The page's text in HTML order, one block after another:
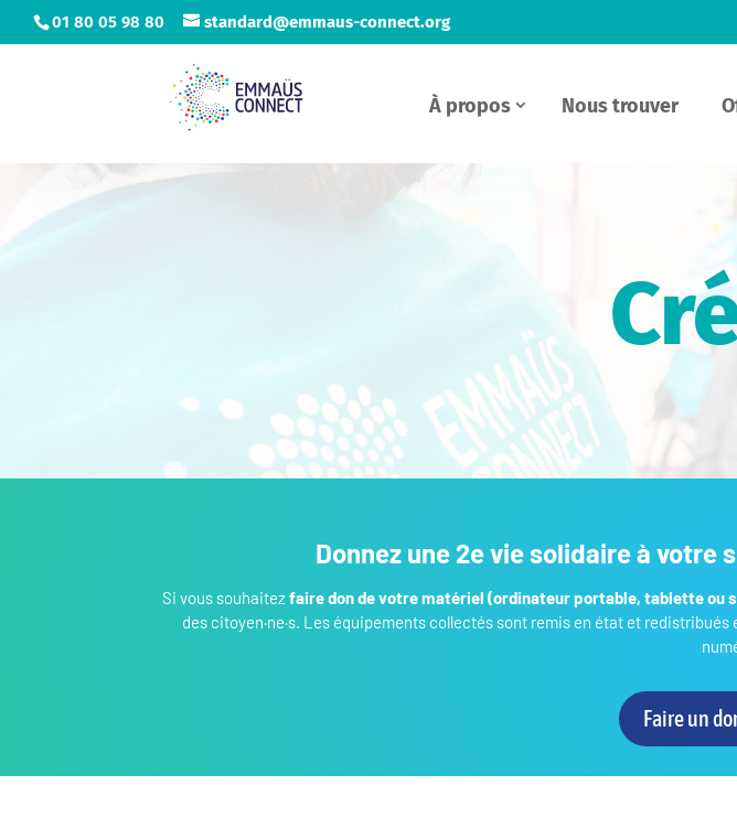
01 80 05 98 80 standard@emmaus-connect.org
À propos Nous trouver
Donnez une 2e vie solidaire à votre
Si vous souhaitezfaire don de votre matériel (ordinateur portable, tablette ou
des citoyen·ne·s. Les équipements collectés sont remis en état et
Faire un